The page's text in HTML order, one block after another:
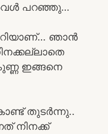
പറഞ്ഞു…
ഞാൻ
ഇങ്ങനെ
തുടർന്നു..
നിനക്ക്